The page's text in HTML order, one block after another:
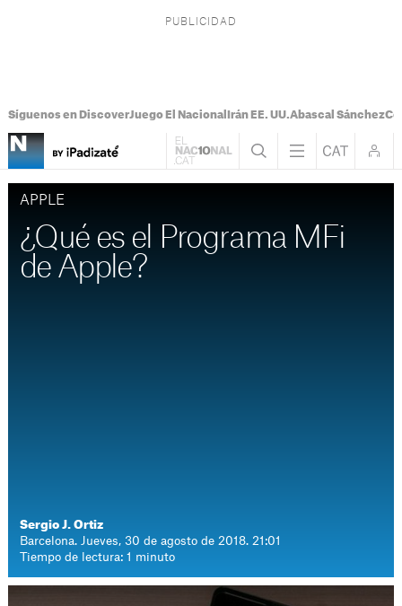
Síguenos en DiscoverJuego El Nacional Irán EE. UU.Abascal Sánchez
APPLE
¿Qué es el Programa MFi
de Apple?
Sergio J. Ortiz
Barcelona. Jueves, 30 de agosto de 2018. 21:01
Tiempo de lectura: 1 minuto